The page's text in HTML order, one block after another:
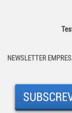
NEWSLETTER